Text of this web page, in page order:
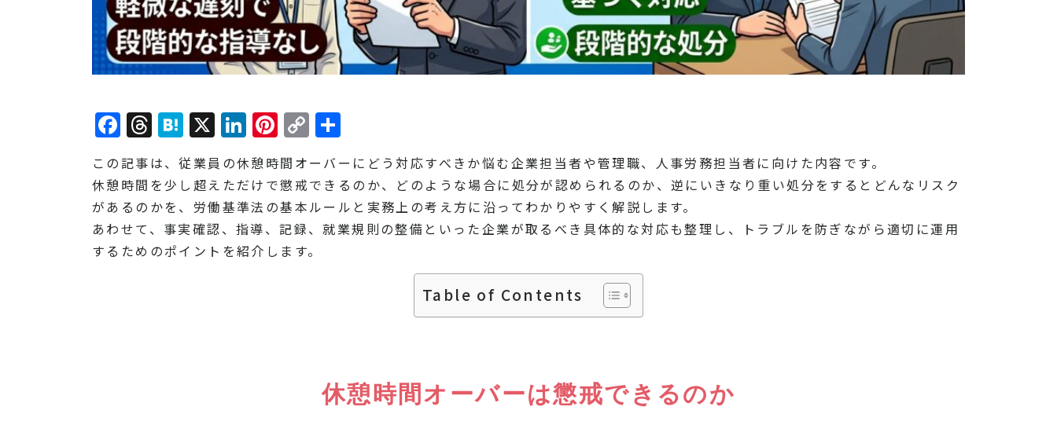
Facebook
Threads
Hatena
X LinkedIn
Pinterest
Copy
Link
有
この記事は、従業員の休憩時間オーバーにどう対応すべきか悩む企業担当者や管理職、人事労務担当者に向けた内容です。
休憩時間を少し超えただけで懲戒できるのか、どのような場合に処分が認められるのか、逆にいきなり重い処分をするとどんなリスク
があるのかを、労働基準法の基本ルールと実務上の考え方に沿ってわかりやすく解説します。
あわせて、事実確認、指導、記録、就業規則の整備といった企業が取るべき具体的な対応も整理し、トラブルを防ぎながら適切に運用
するためのポイントを紹介します。
Table of Contents
休憩時間オーバーは懲戒できるのか